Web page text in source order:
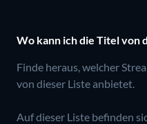
Wo kann ich die Titel von
Finde heraus, welcher
von dieser Liste anbietet.
Auf dieser Liste befinden